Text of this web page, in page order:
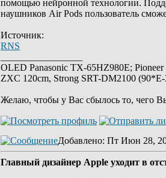
помощью нейронной технологии.
наушников Air Pods пользователь
Источник:
RNS
OLED Panasonic TX-65HZ980E;
ZXC 120cm, Strong SRT-DM2100
Желаю, чтобы у Вас сбылось то, чего
Добавлено: Пт Июн 28,
Главный дизайнер Apple уходит в